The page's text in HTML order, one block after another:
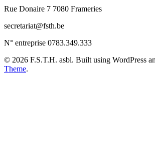
Rue Donaire 7 7080 Frameries
secretariat@fsth.be
N° entreprise 0783.349.333
© 2026 F.S.T.H. asbl. Built using WordPress
Theme.